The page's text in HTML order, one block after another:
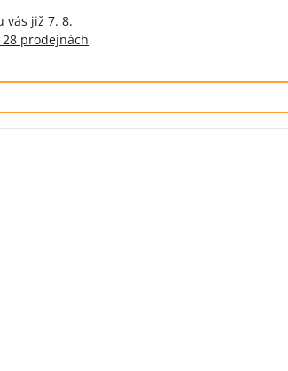
vás již 7. 8.
28 prodejnách